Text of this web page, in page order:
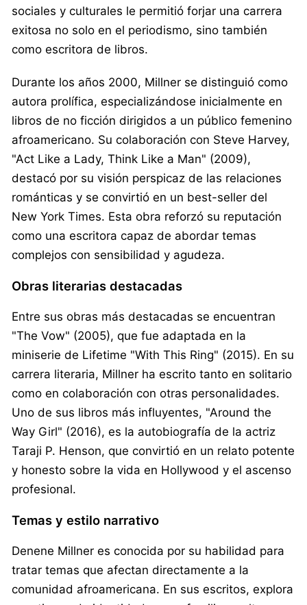
sociales y culturales le permitió forjar una carrera
exitosa no solo en el periodismo, sino también
como escritora de libros.
Durante los años 2000, Millner se distinguió como
autora prolífica, especializándose inicialmente en
libros de no ficción dirigidos a un público femenino
afroamericano. Su colaboración con Steve Harvey,
"Act Like a Lady, Think Like a Man" (2009),
destacó por su visión perspicaz de las relaciones
románticas y se convirtió en un best-seller del
New York Times. Esta obra reforzó su reputación
como una escritora capaz de abordar temas
complejos con sensibilidad y agudeza.
Obras literarias destacadas
Entre sus obras más destacadas se encuentran
"The Vow" (2005), que fue adaptada en la
miniserie de Lifetime "With This Ring" (2015). En su
carrera literaria, Millner ha escrito tanto en solitario
como en colaboración con otras personalidades.
Uno de sus libros más influyentes, "Around the
Way Girl" (2016), es la autobiografía de la actriz
Taraji P. Henson, que convirtió en un relato potente
y honesto sobre la vida en Hollywood y el ascenso
profesional.
Temas y estilo narrativo
Denene Millner es conocida por su habilidad para
tratar temas que afectan directamente a la
comunidad afroamericana. En sus escritos, explora